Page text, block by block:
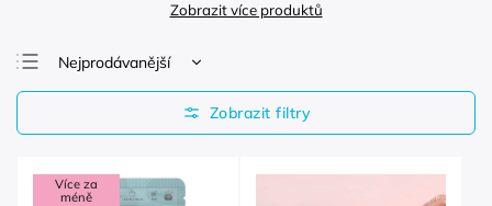
Zobrazit více produktů
Nejprodávanější
Nejlevnější
Nejdražší
Více za
méně